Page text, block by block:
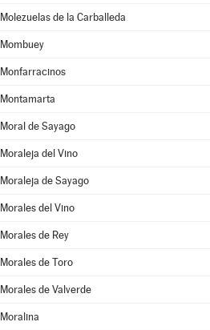
Molezuelas de la Carballeda
Mombuey
Monfarracinos
Montamarta
Moral de Sayago
Moraleja del Vino
Moraleja de Sayago
Morales del Vino
Morales de Rey
Morales de Toro
Morales de Valverde
Moralina